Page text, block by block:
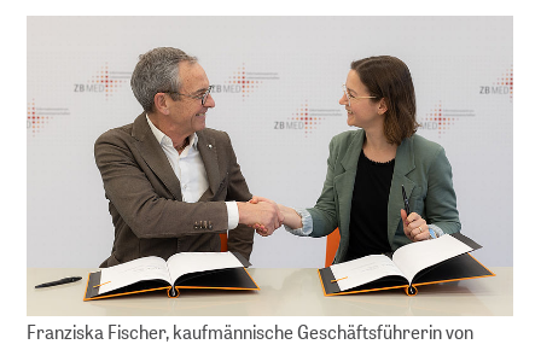
Franziska Fischer, kaufmännische Geschäftsführerin von